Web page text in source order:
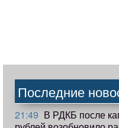
Последние
21:49 В РДКБ после